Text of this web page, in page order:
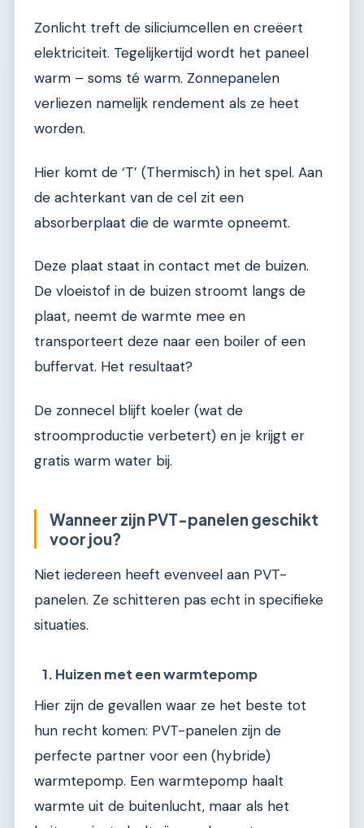
Zonlicht treft de siliciumcellen en creëert
elektriciteit. Tegelijkertijd wordt het paneel
warm – soms té warm. Zonnepanelen
verliezen namelijk rendement als ze heet
worden.
Hier komt de ‘T’ (Thermisch) in het spel. Aan
de achterkant van de cel zit een
absorberplaat die de warmte opneemt.
Deze plaat staat in contact met de buizen.
De vloeistof in de buizen stroomt langs de
plaat, neemt de warmte mee en
transporteert deze naar een boiler of een
buffervat. Het resultaat?
De zonnecel blijft koeler (wat de
stroomproductie verbetert) en je krijgt er
gratis warm water bij.
Wanneer zijn PVT-panelen geschikt
voor jou?
Niet iedereen heeft evenveel aan PVT-
panelen. Ze schitteren pas echt in specifieke
situaties.
1. Huizen met een warmtepomp
Hier zijn de gevallen waar ze het beste tot
hun recht komen: PVT-panelen zijn de
perfecte partner voor een (hybride)
warmtepomp. Een warmtepomp haalt
warmte uit de buitenlucht, maar als het